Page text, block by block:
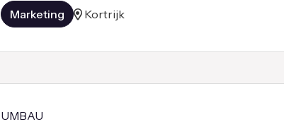
Marketing Kortrijk
UMBAU